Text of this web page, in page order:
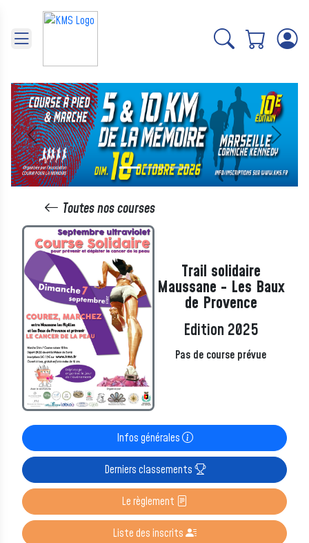
Précédent Suivant
Toutes nos courses
Trail solidaire
Maussane - Les Baux
de Provence
Edition 2025
Pas de course prévue
Infos générales
Derniers classements
Le règlement
Liste des inscrits
Panneau de gestion des cookies